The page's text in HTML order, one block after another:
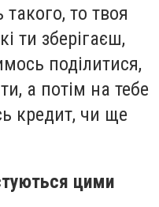
такого, то твоя
ти зберігаєш,
поділитися,
а потім на тебе
кредит, чи ще
цими